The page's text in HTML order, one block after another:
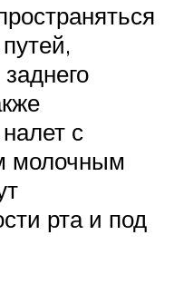
с
молочным
рта и под